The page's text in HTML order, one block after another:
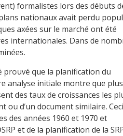
formalistes lors des débuts
nationaux avait perdu
axées sur le marché ont été
internationales. Dans de
prouvé que la planification du
analyse initiale montre que
des taux de croissances les
ou d’un document similaire. Ceci
des années 1960 et 1970 et
et de la planification de la